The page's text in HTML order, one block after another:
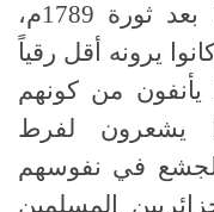
المجاعة التي اجتاحت فرنسا بعد ثورة 1789م،
يرونه أقل رقياً
من كونهم
يشعرون لفرط
والجشع في نفوسهم
المسلمين